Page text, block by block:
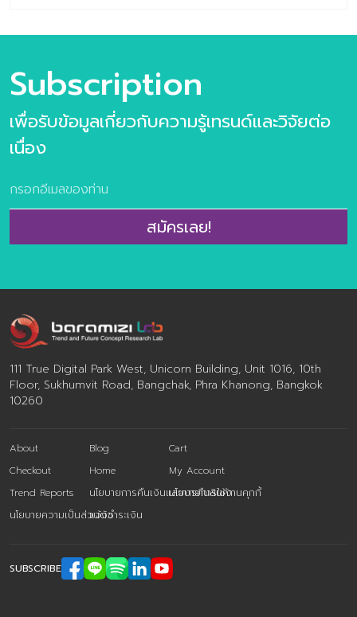
อุตสาหกรรมอาหาร พร้อมขยายโอกาสและเอาชนะใจผู้บริโภคได้
มากขึ้น . เนื้อหาเทรนนิ่งสำหรับองค์กร ประกอบไปด้วย
Megatrends ของวงการอาหาร 2022 บรรยายเจาะลึก
Future Food Business Trends 2022 ทั้ง 10เทรนด์
Case Study และ แนวโน้มการตอบรับเทรนด์ด้านอาหารแห่
Partner รับส่วนลดทันที 10% ถึงวันที่ 30 กันยายน 2565 ค
ลิ๊กที่นี่ >> https://lin.ee/1JZO7Nc
—————————————— ติดต่อสอบถามเพิ่มเติมได้ที่
ช่องทางด้านล่างนี้ : FACEBOOK : ศูนย์วิจัยเทรนด์และคอน
Subscription
เพื่อรับข้อมูลเกี่ยวกับความรู้เทรนด์และวิจัยต่อ
เนื่อง
สมัครเลย!
111 True Digital Park West, Unicorn Building, Unit 1016, 10th
Floor, Sukhumvit Road, Bangchak, Phra Khanong, Bangkok
10260
About Blog
Cart
Checkout
Home
My Account
Trend Reports
นโยบายการคืนเงินและการคืนสินค้า
นโยบายการใช้งานคุกกี้
นโยบายความเป็นส่วนตัวแจ้งชำระเงิน
SUBSCRIBE